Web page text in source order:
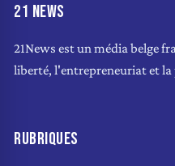
21 NEWS
21News est un média belge
liberté, l'entrepreneuriat et
RUBRIQUES